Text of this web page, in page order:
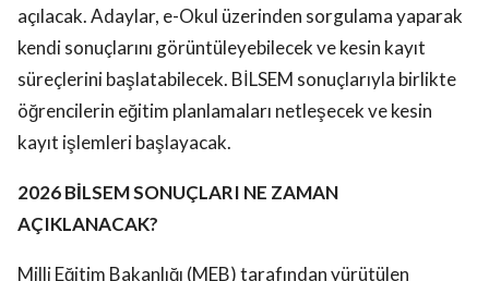
açılacak. Adaylar, e-Okul üzerinden sorgulama yaparak
kendi sonuçlarını görüntüleyebilecek ve kesin kayıt
süreçlerini başlatabilecek. BİLSEM sonuçlarıyla birlikte
öğrencilerin eğitim planlamaları netleşecek ve kesin
kayıt işlemleri başlayacak.
2026 BİLSEM SONUÇLARI NE ZAMAN
AÇIKLANACAK?
Milli Eğitim Bakanlığı (MEB) tarafından yürütülen